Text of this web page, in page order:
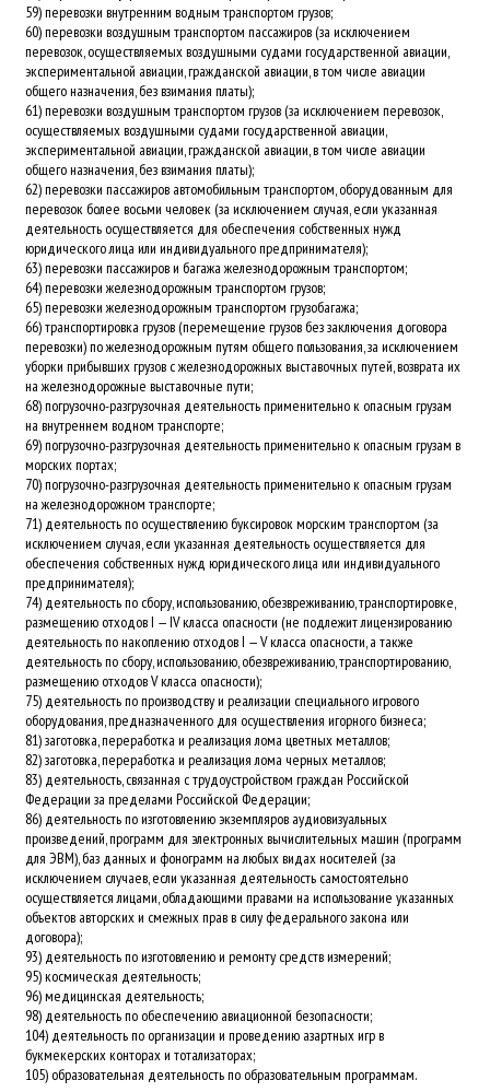
59) перевозки внутренним водным транспортом грузов;
60) перевозки воздушным транспортом пассажиров (за исключением
перевозок, осуществляемых воздушными судами государственной авиации,
экспериментальной авиации, гражданской авиации, в том числе авиации
общего назначения, без взимания платы);
61) перевозки воздушным транспортом грузов (за исключением перевозок,
осуществляемых воздушными судами государственной авиации,
экспериментальной авиации, гражданской авиации, в том числе авиации
общего назначения, без взимания платы);
62) перевозки пассажиров автомобильным транспортом, оборудованным для
перевозок более восьми человек (за исключением случая, если указанная
деятельность осуществляется для обеспечения собственных нужд
юридического лица или индивидуального предпринимателя);
63) перевозки пассажиров и багажа железнодорожным транспортом;
64) перевозки железнодорожным транспортом грузов;
65) перевозки железнодорожным транспортом грузобагажа;
66) транспортировка грузов (перемещение грузов без заключения договора
перевозки) по железнодорожным путям общего пользования, за исключением
уборки прибывших грузов с железнодорожных выставочных путей, возврата их
на железнодорожные выставочные пути;
68) погрузочно-разгрузочная деятельность применительно к опасным грузам
на внутреннем водном транспорте;
69) погрузочно-разгрузочная деятельность применительно к опасным грузам в
морских портах;
70) погрузочно-разгрузочная деятельность применительно к опасным грузам
на железнодорожном транспорте;
71) деятельность по осуществлению буксировок морским транспортом (за
исключением случая, если указанная деятельность осуществляется для
обеспечения собственных нужд юридического лица или индивидуального
предпринимателя);
74) деятельность по сбору, использованию, обезвреживанию, транспортировке,
размещению отходов I — IV класса опасности (не подлежит лицензированию
деятельность по накоплению отходов I — V класса опасности, а также
деятельность по сбору, использованию, обезвреживанию, транспортированию,
размещению отходов V класса опасности);
75) деятельность по производству и реализации специального игрового
оборудования, предназначенного для осуществления игорного бизнеса;
81) заготовка, переработка и реализация лома цветных металлов;
82) заготовка, переработка и реализация лома черных металлов;
83) деятельность, связанная с трудоустройством граждан Российской
Федерации за пределами Российской Федерации;
86) деятельность по изготовлению экземпляров аудиовизуальных
произведений, программ для электронных вычислительных машин (программ
для ЭВМ), баз данных и фонограмм на любых видах носителей (за
исключением случаев, если указанная деятельность самостоятельно
осуществляется лицами, обладающими правами на использование указанных
объектов авторских и смежных прав в силу федерального закона или
договора);
93) деятельность по изготовлению и ремонту средств измерений;
95) космическая деятельность;
96) медицинская деятельность;
98) деятельность по обеспечению авиационной безопасности;
104) деятельность по организации и проведению азартных игр в
букмекерских конторах и тотализаторах;
105) образовательная деятельность по образовательным программам.